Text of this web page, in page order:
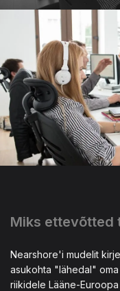
Miks ettevõtted
Nearshore'i mudelit
asukohta "lähedal"
riikidele Lääne-